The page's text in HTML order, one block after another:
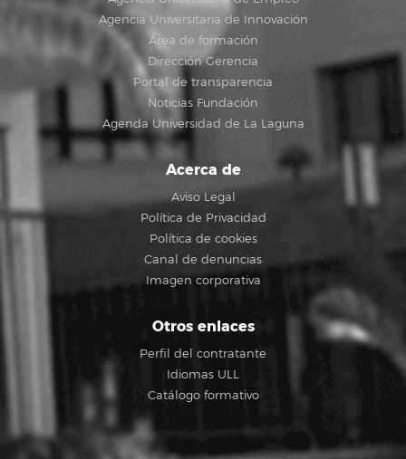
Agencia Universitaria de Innovación
Área de formación
Dirección Gerencia
Portal de transparencia
Noticias Fundación
Agenda Universidad de La Laguna
Acerca de
Aviso Legal
Política de Privacidad
Política de cookies
Canal de denuncias
Imagen corporativa
Otros enlaces
Perfil del contratante
Idiomas ULL
Catálogo formativo